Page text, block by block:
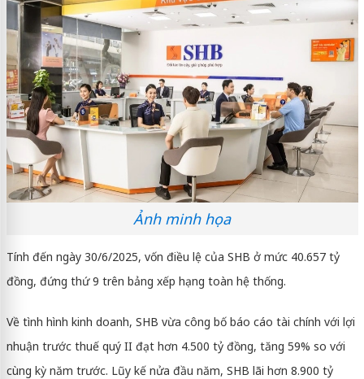
Ảnh minh họa
Tính đến ngày 30/6/2025, vốn điều lệ của SHB ở mức 40.657 tỷ
đồng, đứng thứ 9 trên bảng xếp hạng toàn hệ thống.
Về tình hình kinh doanh, SHB vừa công bố báo cáo tài chính với lợi
nhuận trước thuế quý II đạt hơn 4.500 tỷ đồng, tăng 59% so với
cùng kỳ năm trước. Lũy kế nửa đầu năm, SHB lãi hơn 8.900 tỷ